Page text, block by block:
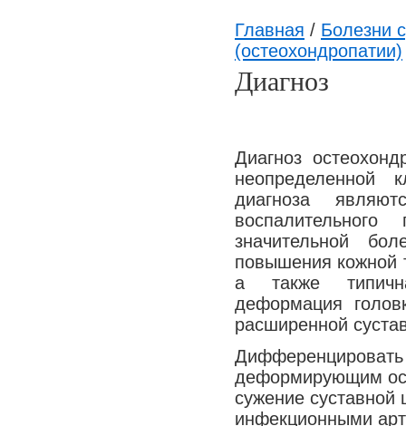
Главная / Болезни
(остеохондропатии)
Диагноз
Диагноз
неопределенной
диагноза
значительной
повышения кожной
а также
деформация
расширенной
деформирующим
сужение суставной
инфекционными